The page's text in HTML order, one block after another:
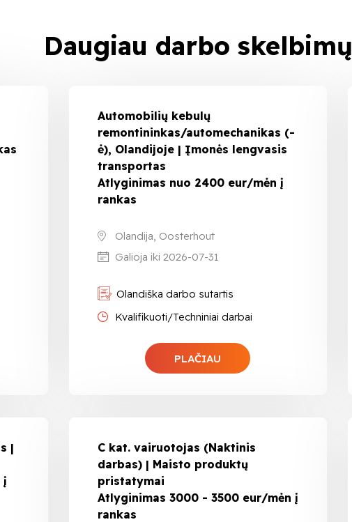
Daugiau darbo skelbimų
Automobilių kebulų
remontininkas/automechanikas (-
ė), Olandijoje | Įmonės lengvasis
transportas
Atlyginimas nuo 2400 eur/mėn į
rankas
Olandija, Oosterhout
Galioja iki 2026-07-31
Olandiška darbo sutartis
Kvalifikuoti/Techniniai darbai
PLAČIAU
|
į
C kat. vairuotojas (Naktinis
darbas) | Maisto produktų
pristatymai
Atlyginimas 3000 - 3500 eur/mėn į
rankas